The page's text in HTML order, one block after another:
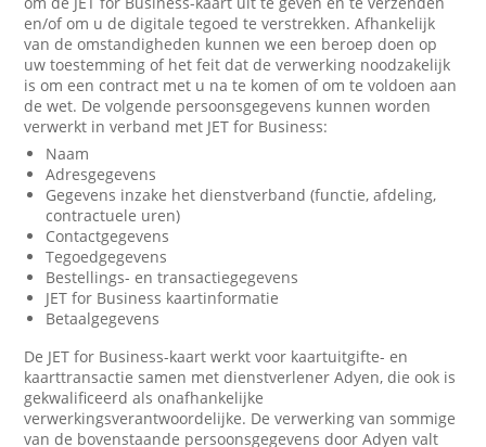
en/of om u de digitale tegoed te verstrekken. Afhankelijk
van de omstandigheden kunnen we een beroep doen op
uw toestemming of het feit dat de verwerking noodzakelijk
is om een contract met u na te komen of om te voldoen aan
de wet. De volgende persoonsgegevens kunnen worden
verwerkt in verband met JET for Business:
Naam
Adresgegevens
Gegevens inzake het dienstverband (functie, afdeling,
contractuele uren)
Contactgegevens
Tegoedgegevens
Bestellings- en transactiegegevens
JET for Business kaartinformatie
Betaalgegevens
De JET for Business-kaart werkt voor kaartuitgifte- en
kaarttransactie samen met dienstverlener Adyen, die ook is
gekwalificeerd als onafhankelijke
verwerkingsverantwoordelijke. De verwerking van sommige
van de bovenstaande persoonsgegevens door Adyen valt